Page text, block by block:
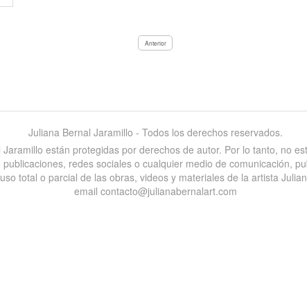
Anterior
Juliana Bernal Jaramillo - Todos los derechos reservados.
están protegidas por derechos de autor. Por lo tanto, no
redes sociales o cualquier medio de comunicación,
total o parcial de las obras, videos y materiales de la artista
email contacto@julianabernalart.com